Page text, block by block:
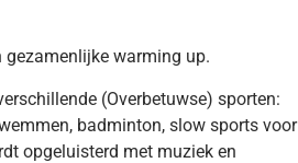
gezamenlijke warming up.
(Overbetuwse) sporten:
badminton, slow sports voor
opgeluisterd met muziek en